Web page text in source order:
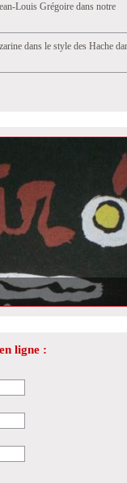
Louis Grégoire dans notre
dans le style des Hache
ligne :